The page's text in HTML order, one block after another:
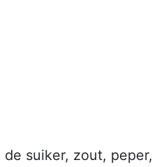
suiker, zout, peper,